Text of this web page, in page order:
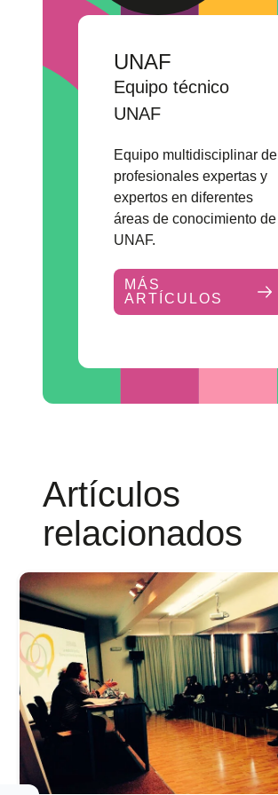
UNAF
Equipo técnico
UNAF
Equipo multidisciplinar de
profesionales expertas y
expertos en diferentes
áreas de conocimiento de
UNAF.
MÁS
ARTÍCULOS
Artículos
relacionados